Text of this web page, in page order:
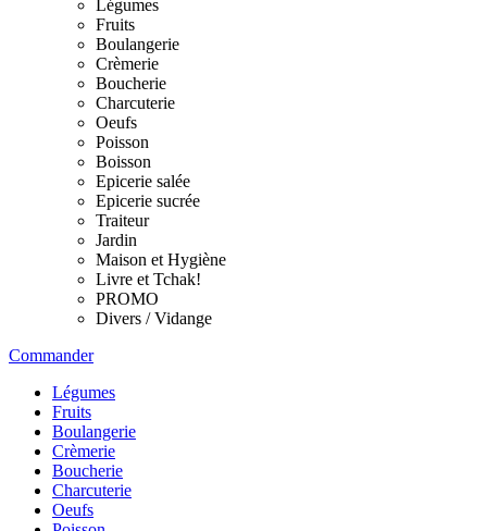
Légumes
Fruits
Boulangerie
Crèmerie
Boucherie
Charcuterie
Oeufs
Poisson
Boisson
Epicerie salée
Epicerie sucrée
Traiteur
Jardin
Maison et Hygiène
Livre et Tchak!
PROMO
Divers / Vidange
Commander
Légumes
Fruits
Boulangerie
Crèmerie
Boucherie
Charcuterie
Oeufs